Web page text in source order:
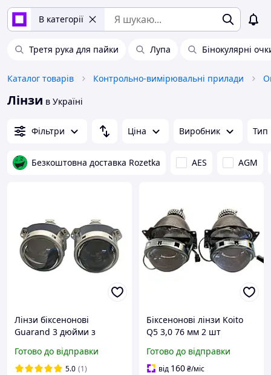
В категорії
Третя рука для пайки Лупа Бінокулярні
Каталог товарів Контрольно-вимірювальні прилади
Лінзи в Україні
Фільтри Ціна Виробник Тип
Безкоштовна доставка Rozetka AES AGM
Лінзи біксенонові
Guarand 3 дюйми з
Готово до відправки
5.0 (1)
Біксенонові лінзи Koito
Q5 3,0 76 мм 2 шт
Готово до відправки
від 160₴/міс